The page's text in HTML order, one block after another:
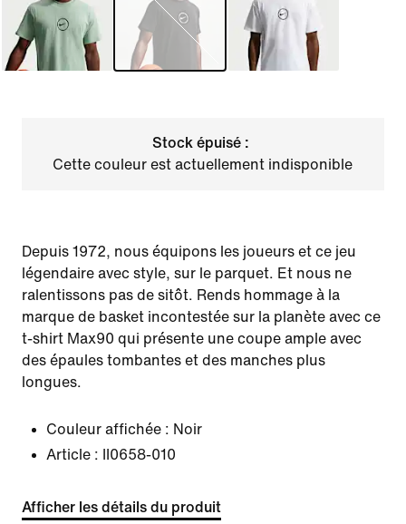
Stock épuisé :
Cette couleur est actuellement indisponible
Depuis 1972, nous équipons les joueurs et ce jeu
légendaire avec style, sur le parquet. Et nous ne
ralentissons pas de sitôt. Rends hommage à la
marque de basket incontestée sur la planète avec ce
t-shirt Max90 qui présente une coupe ample avec
des épaules tombantes et des manches plus
longues.
Couleur affichée : Noir
Article :
II0658-010
Afficher les détails du produit